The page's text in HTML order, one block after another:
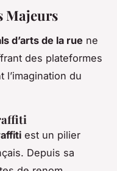
Majeurs
d’arts de la rue ne
des plateformes
l’imagination du
est un pilier
Depuis sa